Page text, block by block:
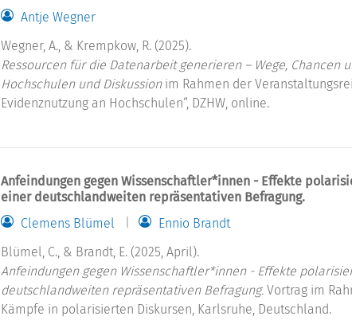
Antje Wegner
Wegner, A., & Krempkow, R. (2025).
Ressourcen für die Datenarbeit generieren – Wege, Chancen
Hochschulen und Diskussionim Rahmen der
Evidenznutzung an Hochschulen“, DZHW, online.
Anfeindungen gegen Wissenschaftler*innen - Effekte
einer deutschlandweiten repräsentativen Befragung.
Clemens Blümel
Ennio Brandt
Blümel, C., & Brandt, E. (2025, April).
Anfeindungen gegen Wissenschaftler*innen - Effekte
deutschlandweiten repräsentativen Befragung. Vortrag im
Kämpfe in polarisierten Diskursen, Karlsruhe, Deutschland.